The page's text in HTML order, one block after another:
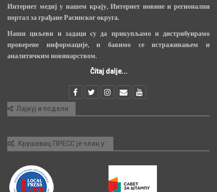
Интернет медиј у нашем крају, Интернет новине и регионални
портал за грађане Расинског округа.
Наши циљеви и задаци су да прикупљамо и дистрибуирамо
проверене информације, и бавимо се истраживањем и
аналитичким новинарством.
Čitaj dalje...
Лајкуј и подели
Крушевац ПРЕСС је члан у: